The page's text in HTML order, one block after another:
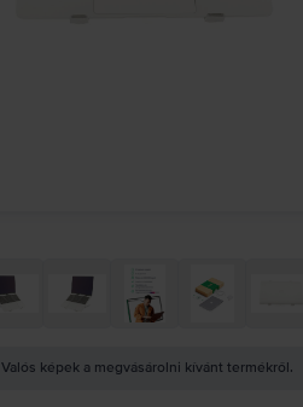
Valós képek a megvásárolni kívánt termékről.